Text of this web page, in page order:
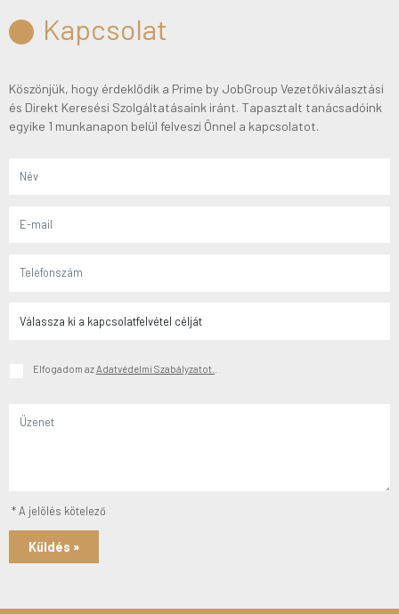
Kapcsolat
Köszönjük, hogy érdeklődik a Prime by JobGroup Vezetőkiválasztási
és Direkt Keresési Szolgáltatásaink iránt. Tapasztalt tanácsadóink
egyike 1 munkanapon belül felveszi Önnel a kapcsolatot.
Elfogadom az Adatvédelmi Szabályzatot.
* A jelölés kötelező
Küldés »